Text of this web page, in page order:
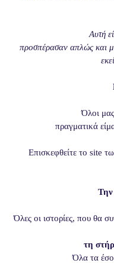
Αυτή
προσπέρασαν απλώς και
Όλοι
πραγματικά
Επισκεφθείτε το
Την
Όλες οι ιστορίες, που θα
τη
Όλα τα